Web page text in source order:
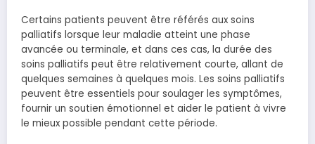
Certains patients peuvent être référés aux soins
palliatifs lorsque leur maladie atteint une phase
avancée ou terminale, et dans ces cas, la durée des
soins palliatifs peut être relativement courte, allant de
quelques semaines à quelques mois. Les soins palliatifs
peuvent être essentiels pour soulager les symptômes,
fournir un soutien émotionnel et aider le patient à vivre
le mieux possible pendant cette période.